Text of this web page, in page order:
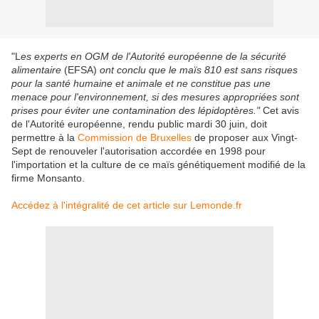
"L es experts en OGM de l'Autorité européenne de la sécurité
alimentaire (EFSA) ont conclu que le maïs 810 est sans risques
pour la santé humaine et animale et ne constitue pas une
menace pour l'environnement, si des mesures appropriées sont
prises pour éviter une contamination des lépidoptères."Cet avis
de l'Autorité européenne, rendu public mardi 30 juin, doit
permettre à la Commission de Bruxelles de proposer aux Vingt-
Sept de renouveler l'autorisation accordée en 1998 pour
l'importation et la culture de ce maïs génétiquement modifié de la
firme Monsanto.
Accédez à l'intégralité de cet article sur Lemonde.fr